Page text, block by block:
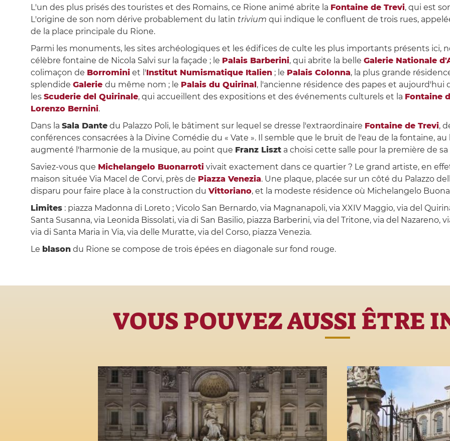
L'un des plus prisés des touristes et des Romains, ce Rione animé abrite la Fontaine de Trevi, qui est
L'origine de son nom dérive probablement du latin trivium qui indique le confluent de trois rues,
de la place principale du Rione.
Parmi les monuments, les sites archéologiques et les édifices de culte les plus importants présents ici,
célèbre fontaine de Nicola Salvi sur la façade ; le Palais Barberini, qui abrite la belle Galerie Nationale
colimaçon de Borrominiet l'Institut Numismatique Italien; le Palais Colonna, la plus grande
splendide Galerie du même nom ; le Palais du Quirinal, l'ancienne résidence des papes et
les Scuderie del Quirinale, qui accueillent des expositions et des événements culturels et la Fontaine
Lorenzo Bernini.
Dans la Sala Dantedu Palazzo Poli, le bâtiment sur lequel se dresse l'extraordinaire Fontaine de Trevi,
conférences consacrées à la Divine Comédie du « Vate ». Il semble que le bruit de l'eau de la fontaine,
augmenté l'harmonie de la musique, au point que Franz Liszta choisi cette salle pour la première de
Saviez-vous que Michelangelo Buonarrotivivait exactement dans ce quartier ? Le grand artiste, en
maison située Via Macel de Corvi, près de Piazza Venezia. Une plaque, placée sur un côté du Palazzo
disparu pour faire place à la construction du Vittoriano, et la modeste résidence où Michelangelo
Limites: piazza Madonna di Loreto ; Vicolo San Bernardo, via Magnanapoli, via XXIV Maggio, via del
Santa Susanna, via Leonida Bissolati, via di San Basilio, piazza Barberini, via del Tritone, via del Nazareno,
via di Santa Maria in Via, via delle Muratte, via del Corso, piazza Venezia.
Le blasondu Rione se compose de trois épées en diagonale sur fond rouge.
VOUS POUVEZ AUSSI ÊTRE